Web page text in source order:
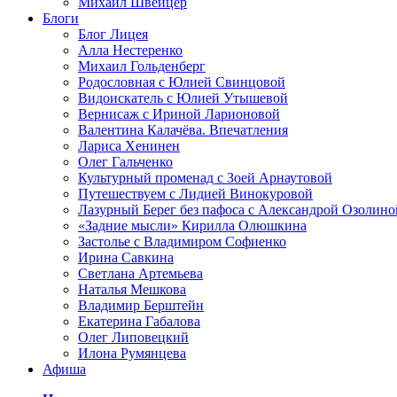
Блоги
Блог Лицея
Алла Нестеренко
Михаил Гольденберг
Родословная с Юлией Свинцовой
Видоискатель с Юлией Утышевой
Вернисаж с Ириной Ларионовой
Валентина Калачёва. Впечатления
Лариса Хенинен
Олег Гальченко
Культурный променад с Зоей Арнаутовой
Путешествуем с Лидией Винокуровой
Лазурный Берег без пафоса с Александрой
«Задние мысли» Кирилла Олюшкина
Застолье с Владимиром Софиенко
Ирина Савкина
Светлана Артемьева
Наталья Мешкова
Владимир Берштейн
Екатерина Габалова
Олег Липовецкий
Илона Румянцева
Афиша